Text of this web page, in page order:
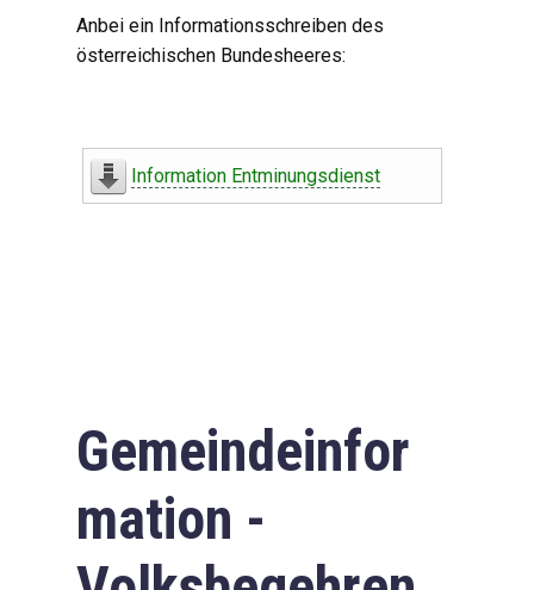
Anbei ein Informationsschreiben des
österreichischen Bundesheeres:
Information Entminungsdienst
Gemeindeinfor
mation -